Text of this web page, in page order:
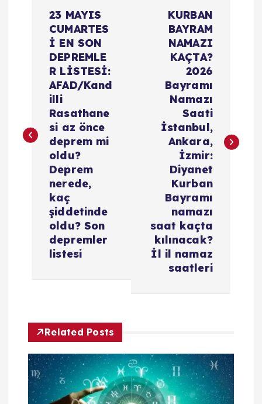
g
e
s
23 MAYIS
CUMARTES
İ EN SON
DEPREMLE
R LİSTESİ:
AFAD/Kand
illi
Rasathane
si az önce
deprem mi
oldu?
Deprem
nerede,
kaç
şiddetinde
oldu? Son
depremler
listesi
KURBAN
BAYRAM
NAMAZI
KAÇTA?
2026
Bayramı
Namazı
Saati
İstanbul,
Ankara,
İzmir:
Diyanet
Kurban
Bayramı
namazı
saat kaçta
kılınacak?
İl il namaz
saatleri
Related Posts